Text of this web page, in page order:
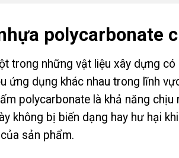
polycarbonate
trong những vật liệu xây dựng
ứng dụng khác nhau trong lĩnh
polycarbonate là khả năng chịu
không bị biến dạng hay hư hại
sản phẩm.